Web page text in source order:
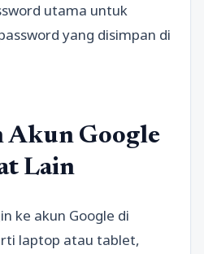
utama untuk
yang disimpan di
Akun Google
Lain
ke akun Google di
laptop atau tablet,